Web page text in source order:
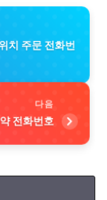
치 주문 전화번
다음
전화번호